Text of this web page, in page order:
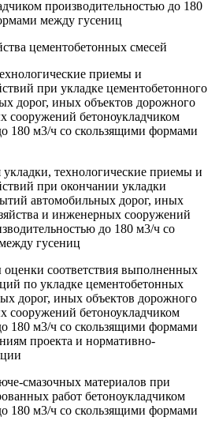
производительностью до 180
между гусениц
цементобетонных смесей
приемы и
при укладке цементобетонного
дорог, иных объектов дорожного
сооружений бетоноукладчиком
180 м3/ч со скользящими формами
технологические приемы и
при окончании укладки
автомобильных дорог, иных
и инженерных сооружений
до 180 м3/ч со
гусениц
соответствия выполненных
по укладке цементобетонных
дорог, иных объектов дорожного
сооружений бетоноукладчиком
180 м3/ч со скользящими формами
проекта и нормативно-
смазочных материалов при
работ бетоноукладчиком
180 м3/ч со скользящими формами